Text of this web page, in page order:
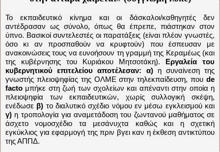
Το εκπαιδευτικό κίνημα και οι δάσκαλοι/καθηγητές δεν
αντέδρασαν ως σύνολο, όπως θα έπρεπε, πιάστηκαν στον
ύπνο. Βασικοί συντελεστές οι παρατάξεις (είναι πλέον γνωστές,
όσο κι αν προσπαθούν να κρυφτούν) που έσπευσαν με
ανακοινώσεις τους να ευνοήσουν τη γραμμή της Κεραμέως (και
της κυβέρνησης του Κυριάκου Μητσοτάκη).
Εργαλεία του
κυβερνητικού επιτελείου αποτέλεσαν:
α)η συναίνεση της
γνωστής πλειοψηφίας της ΟΛΜΕ στην τηλεκπαίδευση, που de
facto μπήκε στη ζωή των σχολείων και απέναντι στην οποία η
πλειοψηφία των εκπαιδευτικών, χωρίς συλλογική σκέψη,
ενέδωσε β) το διαλυτικό σχέδιο νόμου εν μέσω εγκλεισμού και
γ) η τροπολογία για αναμετάδοση του ζωντανού μαθήματος σε
άσχετο νομοσχέδιο τα μεσάνυχτα καθώς και η σχετική
εγκύκλιος για εφαρμογή της πριν βγει καν η έκθεση αντικτύπου
της ΑΠΠΔ.